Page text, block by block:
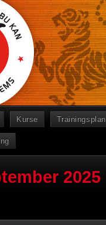
Kurse Trainingsplan
2025